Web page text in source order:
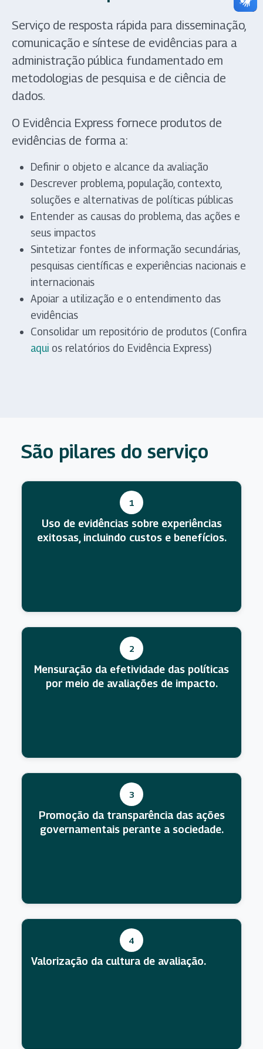
Serviço de resposta rápida para disseminação,
comunicação e síntese de evidências para a
administração pública fundamentado em
metodologias de pesquisa e de ciência de
dados.
O Evidência Express fornece produtos de
evidências de forma a:
Definir o objeto e alcance da avaliação
Descrever problema, população, contexto,
soluções e alternativas de políticas públicas
Entender as causas do problema, das ações e
seus impactos
Sintetizar fontes de informação secundárias,
pesquisas científicas e experiências nacionais e
internacionais
Apoiar a utilização e o entendimento das
evidências
Consolidar um repositório de produtos (Confira
aqui os relatórios do Evidência Express)
São pilares do serviço
1
Uso de evidências sobre experiências
exitosas, incluindo custos e benefícios.
2
Mensuração da efetividade das políticas
por meio de avaliações de impacto.
3
Promoção da transparência das ações
governamentais perante a sociedade.
4
Valorização da cultura de avaliação.